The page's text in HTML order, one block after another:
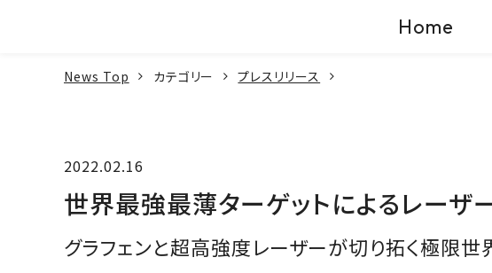
Home
News Top カテゴリー プレスリリース
2022.02.16
世界最強最薄ターゲットによるレーザ
グラフェンと超高強度レーザーが切り拓く極限世